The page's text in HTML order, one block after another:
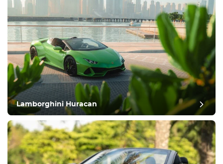
Lamborghini Huracan